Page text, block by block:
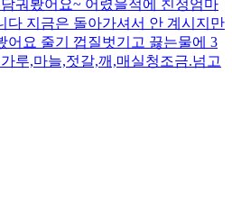
궈봤어요~ 어렸을적에 친정엄마
다 지금은 돌아가셔서 안 계시지만
어요 줄기 껍질벗기고 끓는물에 3
루,마늘,젓갈,깨,매실청조금.넘고